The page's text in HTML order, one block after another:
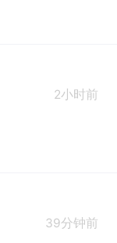
2小时前
39分钟前